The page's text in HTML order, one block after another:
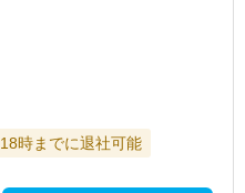
18時までに退社可能